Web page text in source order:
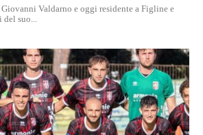
Valdarno e oggi residente a Figline e
del suo...